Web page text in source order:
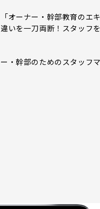
オーナー・幹部教育の
いを一刀両断！スタッフ
幹部のためのスタッフマ